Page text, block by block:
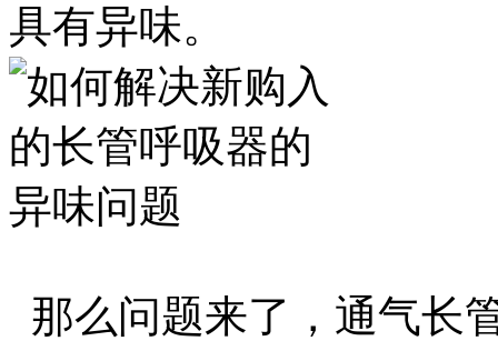
具有异味。
那么问题来了，通气长